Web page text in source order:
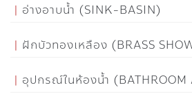
อ่างอาบน้ำ (SINK-BASIN)
ฝักบัวทองเหลือง (BRASS
อุปกรณ์ในห้องน้ำ (BATHROOM